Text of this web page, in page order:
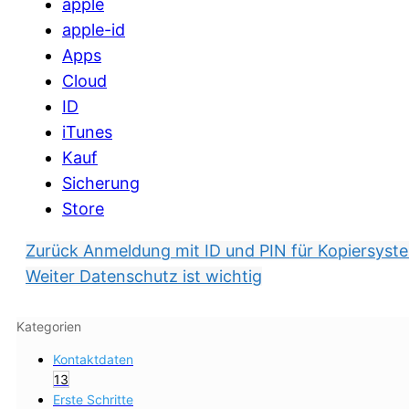
apple
apple-id
Apps
Cloud
ID
iTunes
Kauf
Sicherung
Store
Zurück Anmeldung mit ID und PIN für
Weiter Datenschutz ist wichtig
Kategorien
Kontaktdaten
13
Erste Schritte